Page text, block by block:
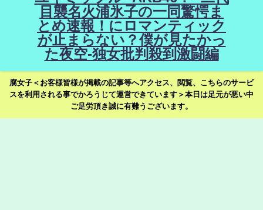
目襲名火浦氷子の一同驚愕ま
とめ速報！にロマンティック
が止まらない？僕が見たかっ
た夜空-独女批判殺到激闘編
腐女子＜お客様皆様が掲載の記事等へアクセス、閲覧、こちらのサービ
スを利用される事でかろうじて運営できています＞本日は足元が悪い中
ご足労頂き誠に有難うございます。